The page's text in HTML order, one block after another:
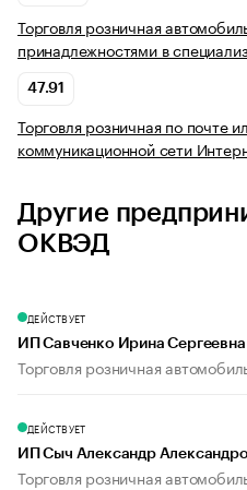
Торговля розничная
принадлежностями в
47.91
Торговля розничная по почте
коммуникационной сети
Другие
ОКВЭД
ДЕЙСТВУЕТ
ИП Савченко Ирина Сергеевна
Торговля розничная
ДЕЙСТВУЕТ
ИП Сыч Александр
Торговля розничная